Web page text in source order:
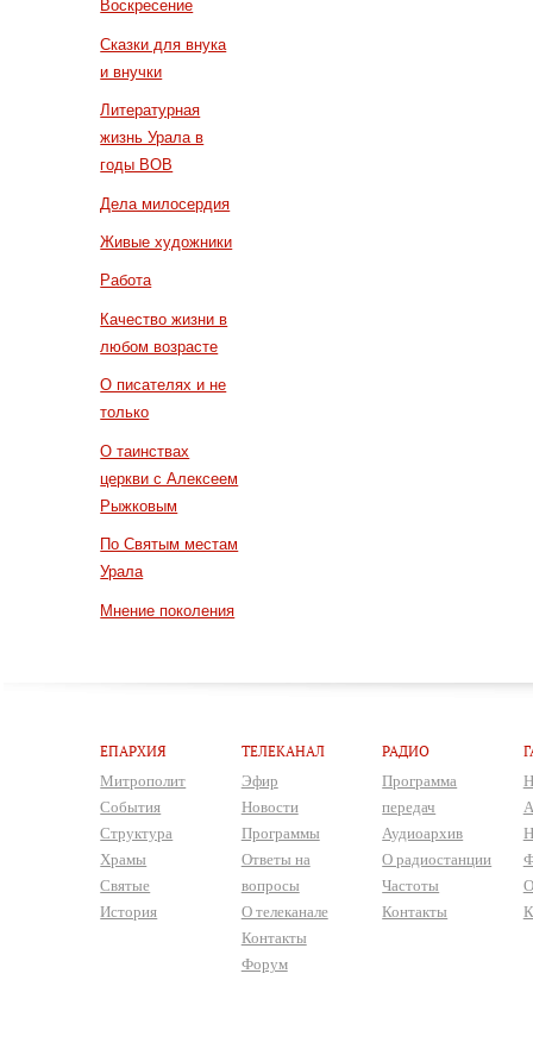
Воскресение
Сказки для внука
и внучки
Литературная
жизнь Урала в
годы ВОВ
Дела милосердия
Живые художники
Работа
Качество жизни в
любом возрасте
О писателях и не
только
О таинствах
церкви с Алексеем
Рыжковым
По Святым местам
Урала
Мнение поколения
ЕПАРХИЯ
Митрополит
События
Структура
Храмы
Святые
История
ТЕЛЕКАНАЛ
Эфир
Новости
Программы
Ответы на
вопросы
О телеканале
Контакты
Форум
РАДИО
Программа
передач
Аудиоархив
О радиостанции
Частоты
Контакты